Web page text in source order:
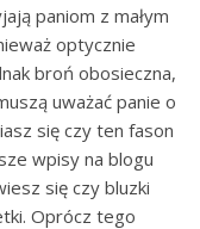
paniom z małym
optycznie
broń obosieczna,
uważać panie o
się czy ten fason
wpisy na blogu
się czy bluzki
Oprócz tego